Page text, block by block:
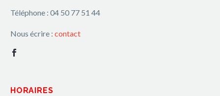
Téléphone : 04 50 77 51 44
Nous écrire : contact
HORAIRES